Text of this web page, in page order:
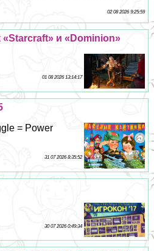
02 08 2026 9:25:59
и «Dominion»
01 08 2026 13:14:17
= Power
31 07 2026 8:35:52
30 07 2026 0:49:34